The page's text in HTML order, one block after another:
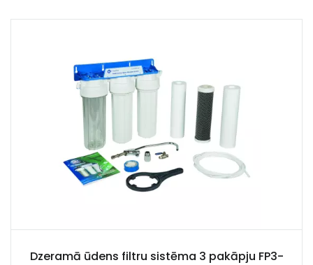
Dzeramā ūdens filtru sistēma 3 pakāpju FP3-